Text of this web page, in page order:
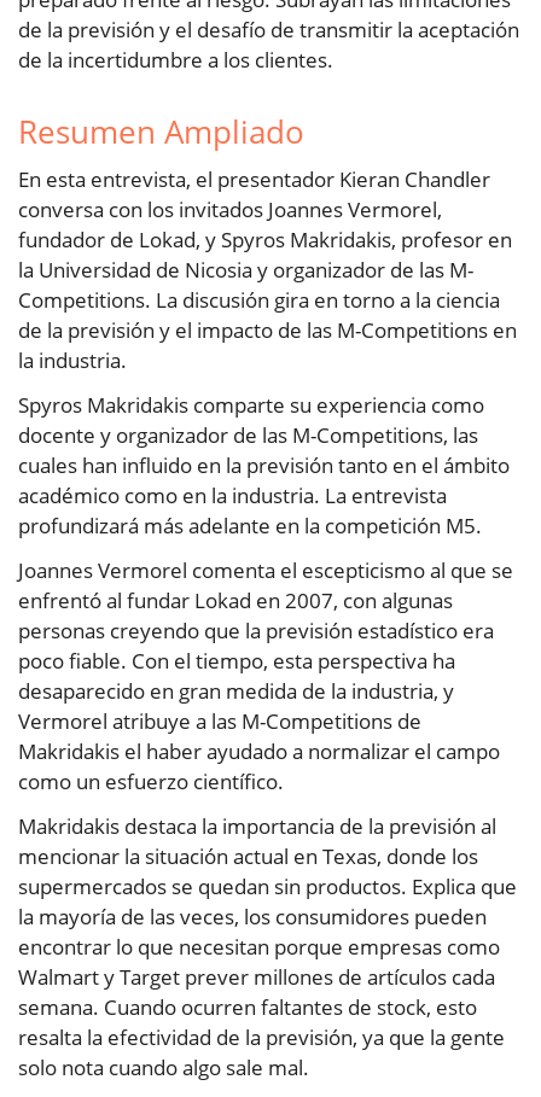
de la previsión y el desafío de transmitir la aceptación
de la incertidumbre a los clientes.
Resumen Ampliado
En esta entrevista, el presentador Kieran Chandler
conversa con los invitados Joannes Vermorel,
fundador de Lokad, y Spyros Makridakis, profesor en
la Universidad de Nicosia y organizador de las M-
Competitions. La discusión gira en torno a la ciencia
de la previsión y el impacto de las M-Competitions en
la industria.
Spyros Makridakis comparte su experiencia como
docente y organizador de las M-Competitions, las
cuales han influido en la previsión tanto en el ámbito
académico como en la industria. La entrevista
profundizará más adelante en la competición M5.
Joannes Vermorel comenta el escepticismo al que se
enfrentó al fundar Lokad en 2007, con algunas
personas creyendo que la previsión estadístico era
poco fiable. Con el tiempo, esta perspectiva ha
desaparecido en gran medida de la industria, y
Vermorel atribuye a las M-Competitions de
Makridakis el haber ayudado a normalizar el campo
como un esfuerzo científico.
Makridakis destaca la importancia de la previsión al
mencionar la situación actual en Texas, donde los
supermercados se quedan sin productos. Explica que
la mayoría de las veces, los consumidores pueden
encontrar lo que necesitan porque empresas como
Walmart y Target prever millones de artículos cada
semana. Cuando ocurren faltantes de stock, esto
resalta la efectividad de la previsión, ya que la gente
solo nota cuando algo sale mal.